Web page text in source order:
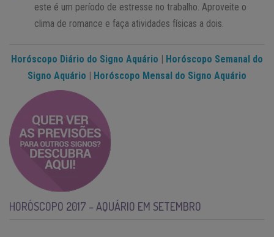
este é um período de estresse no trabalho. Aproveite o
clima de romance e faça atividades físicas a dois.
Horóscopo Diário do Signo Aquário | Horóscopo Semanal do
Signo Aquário | Horóscopo Mensal do Signo Aquário
HORÓSCOPO 2017 – AQUÁRIO EM SETEMBRO